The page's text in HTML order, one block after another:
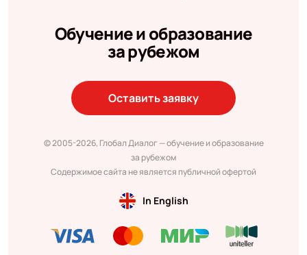
Обучение и образование
за рубежом
Оставить заявку
© 2005-2026, Глобал Диалог — обучение и образование
за рубежом
Содержимое сайта не является публичной офертой
In English